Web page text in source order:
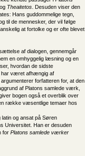
og Theaitetos . Desuden viser den
Hans guddommelige tegn,
til de mennesker, der vil følge
at fortolke og er ofte blevet
af dialogen, gennemgår
en omhyggelig læsning og en
hvordan de sidste
har været afhængig af
forfatteren for, at den
af Platons samlede værk,
bogen også et overblik over
række væsentlige temaer hos
og ansat på Søren
Universitet. Han er desuden
for Platons samlede værker